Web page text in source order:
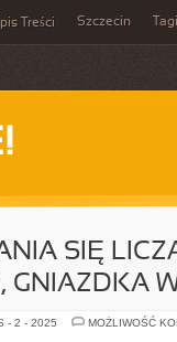
Treści Szczecin Tagi
SIĘ
GNIAZDKA
- 2 - 2025
MOŻLIWOŚĆ